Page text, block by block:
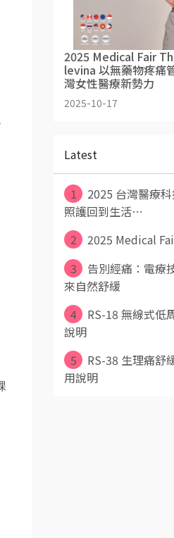
2025 Medical Fair
levina 以無藥物疼痛
灣女性醫療新勢力
2025-10-17
Latest
1
2025 台灣醫療
照護回到生活⋯
2
2025 Medical
3
告別經痛：電療
來自然舒緩
4
RS-18 無線式低
說明
5
RS-38 生理痛舒
用說明